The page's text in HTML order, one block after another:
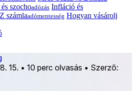
szochoadózás Infláció és
számlaadómentesség Hogyan vásárolj
15. • 10 perc olvasás • Szerző: